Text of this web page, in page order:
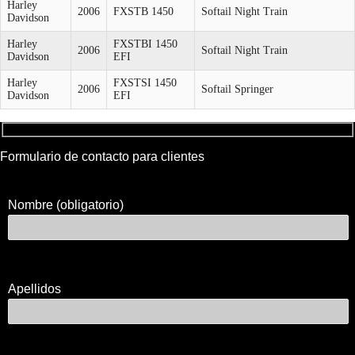
Harley
Davidson
2006 FXSTB 1450 Softail Night Train
Harley
Davidson
2006
FXSTBI 1450
EFI
Softail Night Train
Harley
Davidson
2006
FXSTSI 1450
EFI
Softail Springer
Formulario de contacto para clientes
Nombre (obligatorio)
Apellidos